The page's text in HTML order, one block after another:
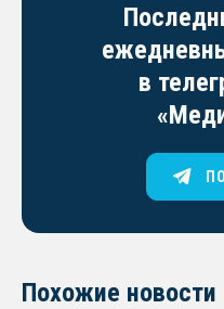
в
Похожие новости